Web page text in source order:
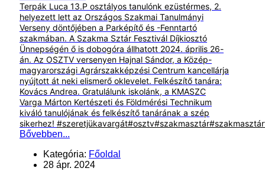
Terpák Luca 13.P osztályos tanulónk ezüstérmes, 2.
helyezett lett az Országos Szakmai Tanulmányi
Verseny döntőjében a Parképítő és -Fenntartó
szakmában. A Szakma Sztár Fesztivál Díjkiosztó
Ünnepségén ő is dobogóra állhatott 2024. április 26-
án. Az OSZTV versenyen Hajnal Sándor, a Közép-
magyarországi Agrárszakképzési Centrum kancellárja
nyújtott át neki elismerő oklevelet. Felkészítő tanára:
Kovács Andrea. Gratulálunk iskolánk, a KMASZC
Varga Márton Kertészeti és Földmérési Technikum
kiváló tanulójának és felkészítő tanárának a szép
sikerhez! #szeretjükavargát#osztv#szakmasztár
Bővebben...
Kategória: Főoldal
28 ápr. 2024